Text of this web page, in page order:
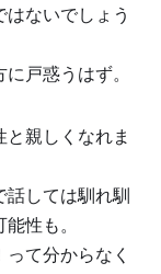
ないでしょう
戸惑うはず。
親しくなれま
話しては馴れ馴
性も。
て分からなく